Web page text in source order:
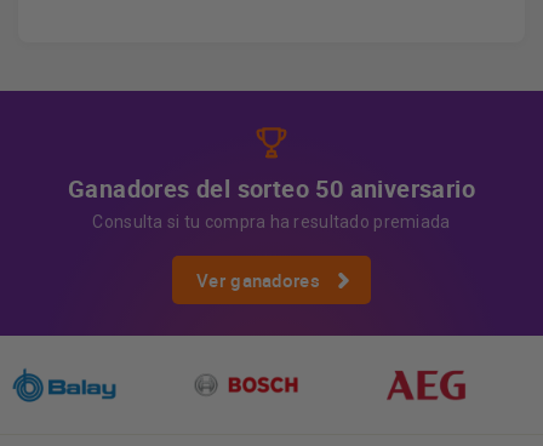
Ganadores del sorteo 50 aniversario
Consulta si tu compra ha resultado premiada
Ver ganadores